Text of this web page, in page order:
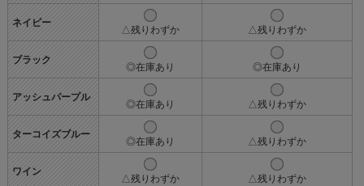
ネイビー
△残りわずか △残りわずか
ブラック
◎在庫あり ◎在庫あり
アッシュパープル
◎在庫あり △残りわずか
ターコイズブルー
◎在庫あり △残りわずか
ワイン
△残りわずか △残りわずか